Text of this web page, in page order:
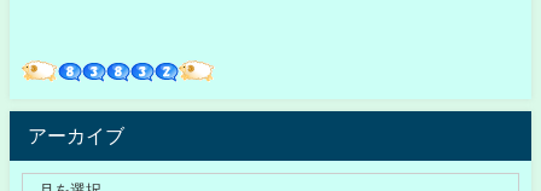
アーカイブ